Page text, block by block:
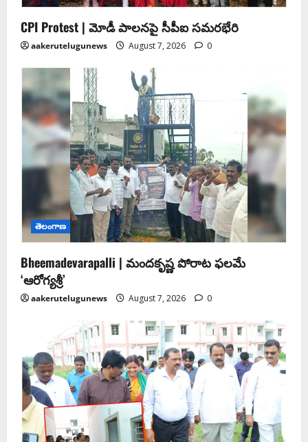
CPI Protest | మోడీ పాలనపై సీపీఐ సమరభేరి
aakerutelugunews August 7, 2026 0
తెలంగాణ
Bheemadevarapalli | మందకృష్ణ పోరాట ఫలమే
‘ఆరోగ్యశ్రీ’
aakerutelugunews August 7, 2026 0